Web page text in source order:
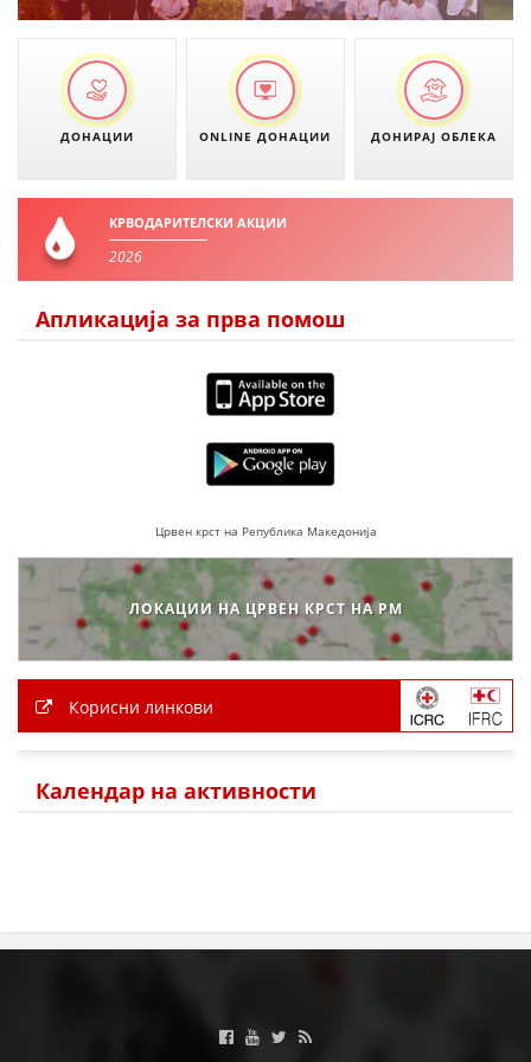
ДЕЈСТВУВАЊЕ
СТРАТЕГИИ
ПРЕЗЕНТАЦИИ
ДОНАЦИИ ONLINE ДОНАЦИИ ДОНИРАЈ ОБЛЕКА
КРВОДАРИТЕЛСКИ АКЦИИ
2026
Апликација за прва помош
Црвен крст на Република Македонија
ЛОКАЦИИ НА ЦРВЕН КРСТ НА РМ
Корисни линкови
Календар на активности